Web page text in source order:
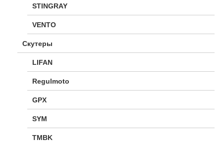
STINGRAY
VENTO
Скутеры
LIFAN
Regulmoto
GPX
SYM
TMBK